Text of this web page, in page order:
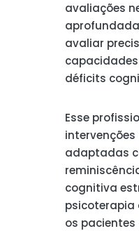
avaliações
avaliar
déficits
Esse
adaptadas
cognitiva
psicoterapia
os